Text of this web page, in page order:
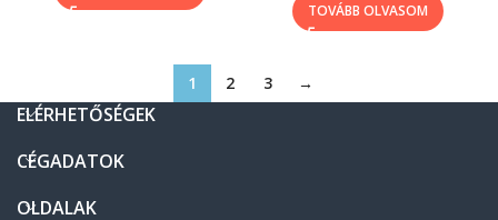
TOVÁBB OLVASOM
1 2 3 →
ELÉRHETŐSÉGEK
CÉGADATOK
OLDALAK